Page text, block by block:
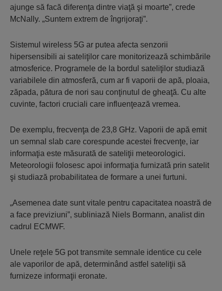
ajunge să facă diferenţa dintre viaţă şi moarte”, crede
McNally. „Suntem extrem de îngrijoraţi”.
Sistemul wireless 5G ar putea afecta senzorii
hipersensibili ai sateliţilor care monitorizează schimbările
atmosferice. Programele de la bordul sateliţilor studiază
variabilele din atmosferă, cum ar fi vaporii de apă, ploaia,
zăpada, pătura de nori sau conţinutul de gheaţă. Cu alte
cuvinte, factori cruciali care influenţează vremea.
De exemplu, frecvenţa de 23,8 GHz. Vaporii de apă emit
un semnal slab care corespunde acestei frecvenţe, iar
informaţia este măsurată de sateliţii meteorologici.
Meteorologii folosesc apoi informaţia furnizată prin satelit
şi studiază probabilitatea de formare a unei furtuni.
„Asemenea date sunt vitale pentru capacitatea noastră de
a face previziuni”, subliniază Niels Bormann, analist din
cadrul ECMWF.
Unele reţele 5G pot transmite semnale identice cu cele
ale vaporilor de apă, determinând astfel sateliţii să
furnizeze informaţii eronate.